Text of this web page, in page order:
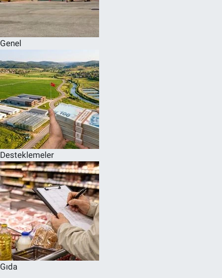
Genel
Desteklemeler
Gıda